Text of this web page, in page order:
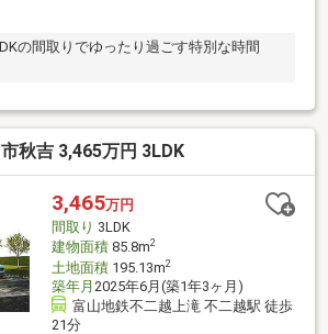
の間取りでゆったり過ごす特別な時間
秋吉 3,465万円 3LDK
3,465万円
間取り 3LDK
建物面積85.8m2
土地面積195.13m2
築年月 2025年6月(築1年3ヶ月)
富山地鉄不二越上滝 不二越駅 徒歩
21分